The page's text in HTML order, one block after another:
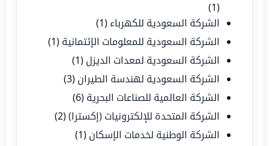
(1)
الشركة السعودية للكهرباء (1)
الشركة السعودية للمعلومات الإئتمانية (1)
الشركة السعودية لمعدات الديزل (1)
الشركة السعودية لهندسة الطيران (3)
الشركة العالمية للصناعات البحرية (6)
الشركة المتحدة للإلكترونيات (إكسترا)(2)
الشركة الوطنية لخدمات الإسكان (1)